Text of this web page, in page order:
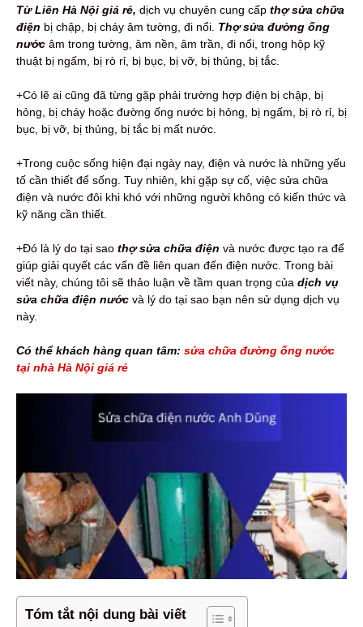
Từ Liên Hà Nội giá rẻ, dịch vụ chuyên cung cấp thợ sửa chữa
điện bị chập, bị cháy âm tường, đi nổi. Thợ sửa đường ống
nước âm trong tường, âm nền, âm trần, đi nổi, trong hộp kỹ
thuật bị ngấm, bị rò rỉ, bị bục, bị vỡ, bị thủng, bị tắc.
+Có lẽ ai cũng đã từng gặp phải trường hợp điện bị chập, bị
hỏng, bị cháy hoặc đường ống nước bị hỏng, bị ngấm, bị rò rỉ, bị
bục, bị vỡ, bị thủng, bị tắc bị mất nước.
+Trong cuộc sống hiện đại ngày nay, điện và nước là những yếu
tố cần thiết để sống. Tuy nhiên, khi gặp sự cố, việc sửa chữa
điện và nước đôi khi khó với những người không có kiến thức và
kỹ năng cần thiết.
+Đó là lý do tại sao thợ sửa chữa điện và nước được tạo ra để
giúp giải quyết các vấn đề liên quan đến điện nước. Trong bài
viết này, chúng tôi sẽ thảo luận về tầm quan trọng của dịch vụ
sửa chữa điện nước và lý do tại sao bạn nên sử dụng dịch vụ
này.
Có thể khách hàng quan tâm: sửa chữa đường ống nước
tại nhà Hà Nội giá rẻ
Tóm tắt nội dung bài viết